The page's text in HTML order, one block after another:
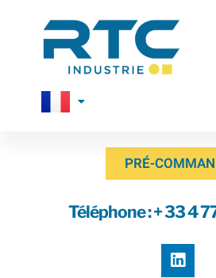
PRÉ-
Téléphone : + 33 4